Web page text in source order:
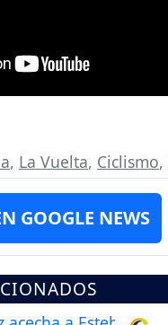
, La Vuelta, Ciclismo,
GOOGLE NEWS